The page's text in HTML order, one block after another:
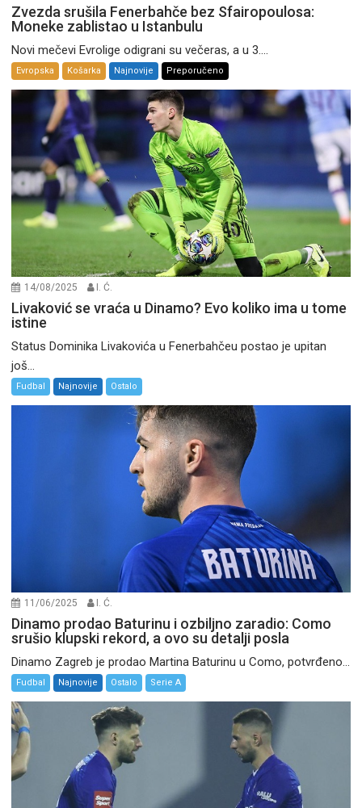
Zvezda srušila Fenerbahče bez Sfairopoulosa:
Moneke zablistao u Istanbulu
Novi mečevi Evrolige odigrani su večeras, a u 3....
Evropska Košarka Najnovije Preporučeno
14/08/2025 I. Ć.
Livaković se vraća u Dinamo? Evo koliko ima u tome
istine
Status Dominika Livakovića u Fenerbahčeu postao je upitan
još...
Fudbal Najnovije Ostalo
11/06/2025 I. Ć.
Dinamo prodao Baturinu i ozbiljno zaradio: Como
srušio klupski rekord, a ovo su detalji posla
Dinamo Zagreb je prodao Martina Baturinu u Como, potvrđeno...
Fudbal Najnovije Ostalo Serie A